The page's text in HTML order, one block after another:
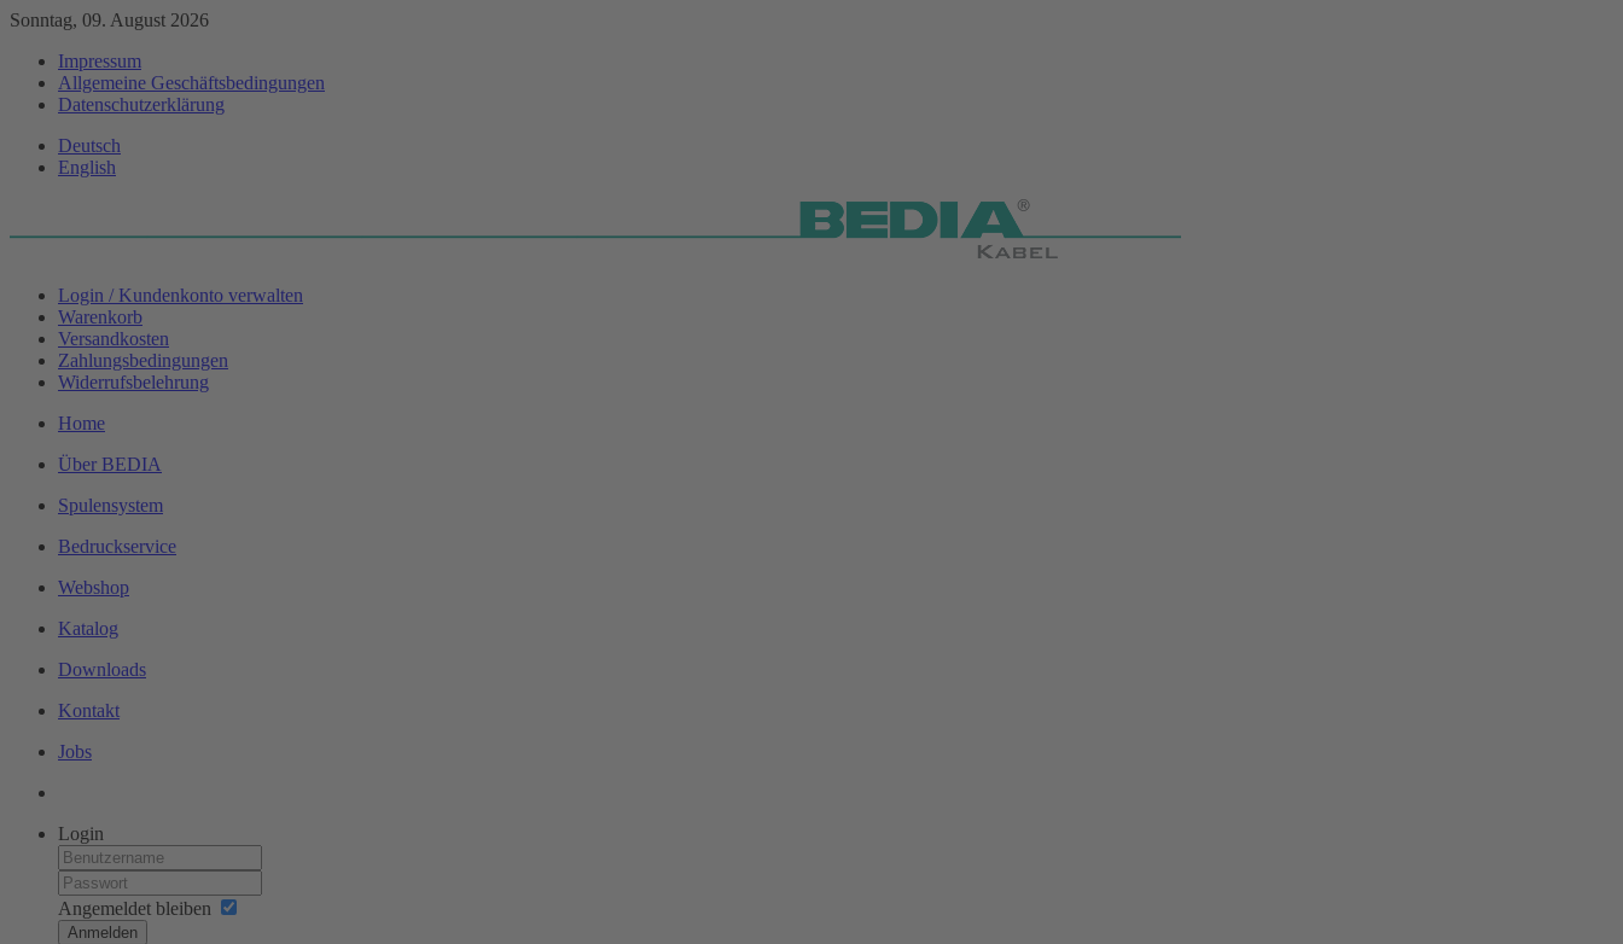
Sonntag, 09. August 2026
Impressum
Allgemeine Geschäftsbedingungen
Datenschutzerklärung
Deutsch
English
Login / Kundenkonto verwalten
Warenkorb
Versandkosten
Zahlungsbedingungen
Widerrufsbelehrung
Home
Über BEDIA
Spulensystem
Bedruckservice
Webshop
Katalog
Downloads
Kontakt
Jobs
Login
Angemeldet bleiben
Anmelden